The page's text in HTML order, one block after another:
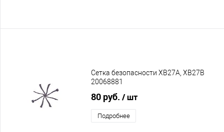
Сетка безопасности XB27A, XB27B
20068881
80 руб. / шт
Подробнее